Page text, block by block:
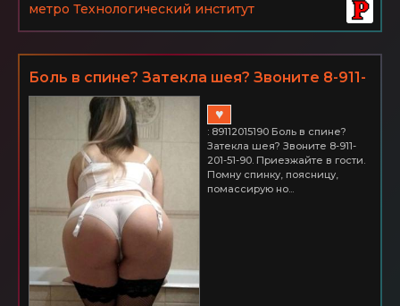
метро Технологический институт
Боль в спине? Затекла шея? Звоните 8-911-
201-51-90
♥
: 89112015190 Боль в спине?
Затекла шея? Звоните 8-911-
201-51-90. Приезжайте в гости.
Помну спинку, поясницу,
помассирую но...